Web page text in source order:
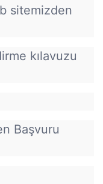
sitemizden
kılavuzu
Başvuru